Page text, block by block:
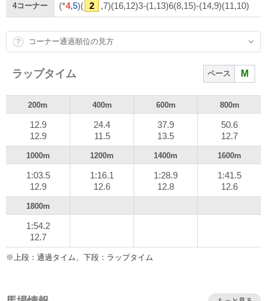
4コーナー (*4,5)( 2 ,7)(16,12)3-(1,13)6(8,15)-(14,9)(11,10)
コーナー通過順位の見方
ラップタイム ペース M
200m 400m 600m 800m
12.9
12.9
24.4
11.5
37.9
13.5
50.6
12.7
1000m 1200m 1400m 1600m
1:03.5
12.9
1:16.1
12.6
1:28.9
12.8
1:41.5
12.6
1800m
1:54.2
12.7
※上段：通過タイム、下段：ラップタイム